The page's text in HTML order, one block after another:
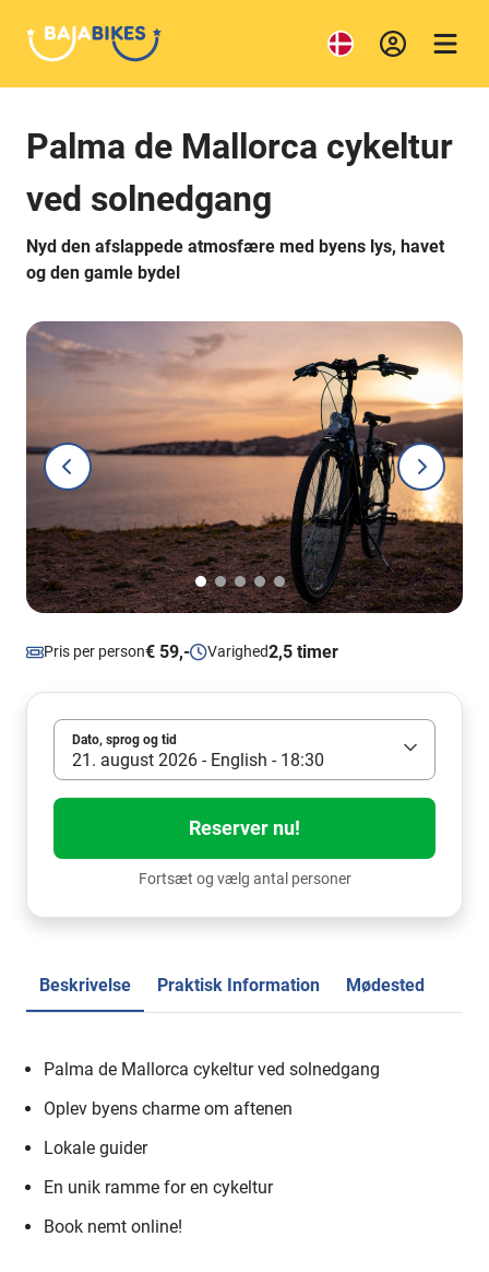
Palma de Mallorca cykeltur
ved solnedgang
Nyd den afslappede atmosfære med byens lys, havet
og den gamle bydel
Pris per person€ 59,- Varighed2,5 timer
Dato, sprog og tid
21. august 2026 - English - 18:30
Reserver nu!
Fortsæt og vælg antal personer
Beskrivelse Praktisk Information Mødested
Palma de Mallorca cykeltur ved solnedgang
Oplev byens charme om aftenen
Lokale guider
En unik ramme for en cykeltur
Book nemt online!